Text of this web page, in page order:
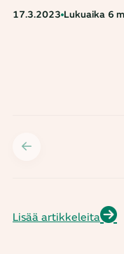
17.3.2023 Lukuaika 6
Lisää artikkeleita